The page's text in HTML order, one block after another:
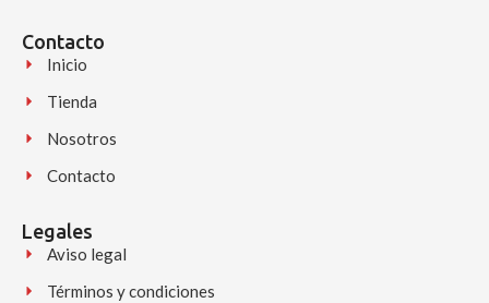
Contacto
Inicio
Tienda
Nosotros
Contacto
Legales
Aviso legal
Términos y condiciones